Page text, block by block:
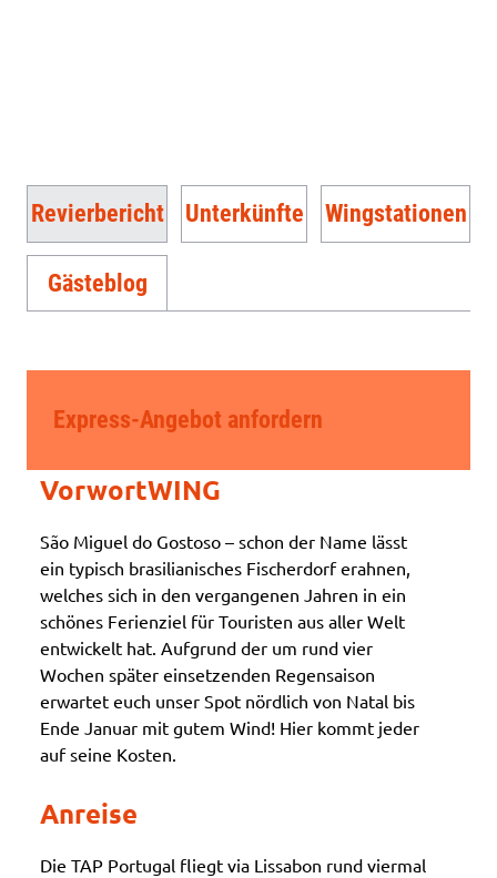
Revierbericht Unterkünfte Wingstationen
Gästeblog
Express-Angebot anfordern
VorwortWING
São Miguel do Gostoso – schon der Name lässt
ein typisch brasilianisches Fischerdorf erahnen,
welches sich in den vergangenen Jahren in ein
schönes Ferienziel für Touristen aus aller Welt
entwickelt hat. Aufgrund der um rund vier
Wochen später einsetzenden Regensaison
erwartet euch unser Spot nördlich von Natal bis
Ende Januar mit gutem Wind! Hier kommt jeder
auf seine Kosten.
Anreise
Die TAP Portugal fliegt via Lissabon rund viermal